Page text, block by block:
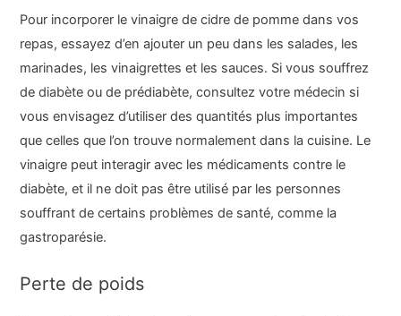
Pour incorporer le vinaigre de cidre de pomme dans vos
repas, essayez d’en ajouter un peu dans les salades, les
marinades, les vinaigrettes et les sauces. Si vous souffrez
de diabète ou de prédiabète, consultez votre médecin si
vous envisagez d’utiliser des quantités plus importantes
que celles que l’on trouve normalement dans la cuisine. Le
vinaigre peut interagir avec les médicaments contre le
diabète, et il ne doit pas être utilisé par les personnes
souffrant de certains problèmes de santé, comme la
gastroparésie.
Perte de poids